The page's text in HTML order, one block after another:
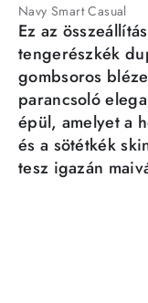
Navy Smart Casual
Ez az
tengerészkék
gombsoros
parancsoló
épül, amelyet a
és a sötétkék
tesz igazán